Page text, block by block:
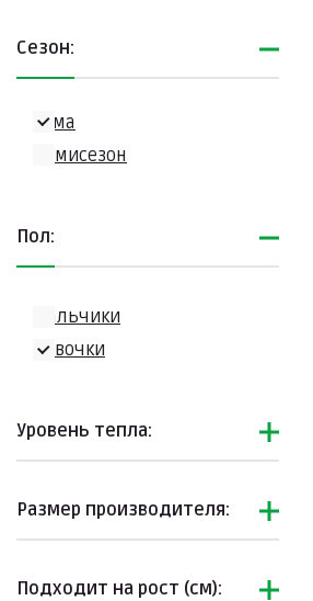
Сезон:
Зима
Демисезон
Пол:
Мальчики
Девочки
Уровень тепла:
Размер производителя:
Подходит на рост (см):